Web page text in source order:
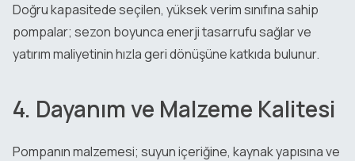
Doğru kapasitede seçilen, yüksek verim sınıfına sahip
pompalar; sezon boyunca enerji tasarrufu sağlar ve
yatırım maliyetinin hızla geri dönüşüne katkıda bulunur.
4. Dayanım ve Malzeme Kalitesi
Pompanın malzemesi; suyun içeriğine, kaynak yapısına ve